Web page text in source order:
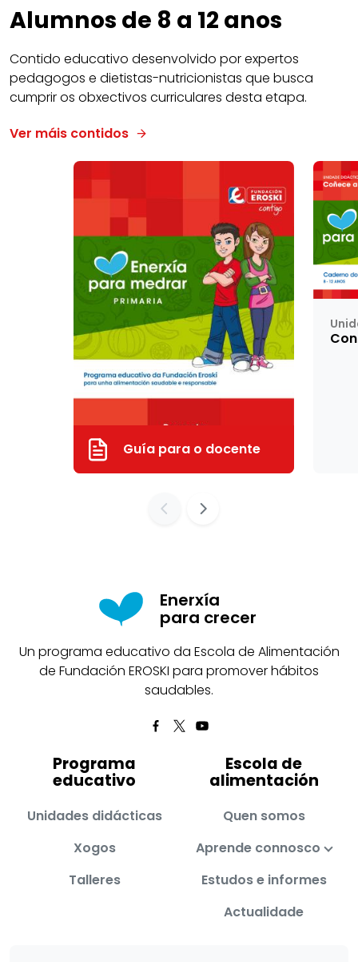
Alumnos de 8 a 12 anos
Contido educativo desenvolvido por expertos
pedagogos e dietistas-nutricionistas que busca
cumprir os obxectivos curriculares desta etapa.
Ver máis contidos
Guía para o docente
Enerxía
para crecer
Un programa educativo da Escola de Alimentación
de Fundación EROSKI para promover hábitos
saudables.
Programa
educativo
Unidades didácticas
Xogos
Talleres
Escola de
alimentación
Quen somos
Aprende connosco
Estudos e informes
Actualidade